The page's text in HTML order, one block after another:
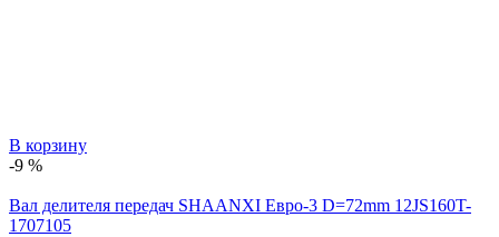
В корзину
-9 %
Вал делителя передач SHAANXI Евро-3 D=72mm 12JS160T-
1707105